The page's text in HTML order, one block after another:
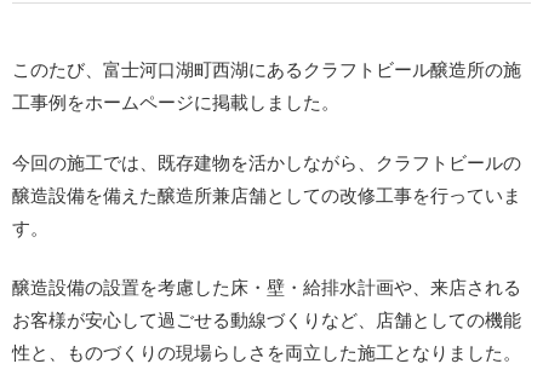
このたび、富士河口湖町西湖にあるクラフトビール醸造所の施
工事例をホームページに掲載しました。
今回の施工では、既存建物を活かしながら、クラフトビールの
醸造設備を備えた醸造所兼店舗としての改修工事を行っていま
す。
醸造設備の設置を考慮した床・壁・給排水計画や、来店される
お客様が安心して過ごせる動線づくりなど、店舗としての機能
性と、ものづくりの現場らしさを両立した施工となりました。